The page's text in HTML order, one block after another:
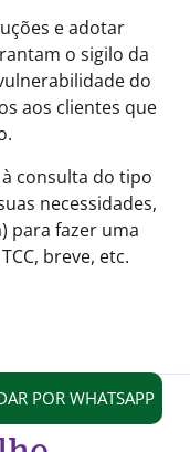
e adotar
o sigilo da
do
aos clientes que
consulta do tipo
necessidades,
para fazer uma
breve, etc.
POR WHATSAPP